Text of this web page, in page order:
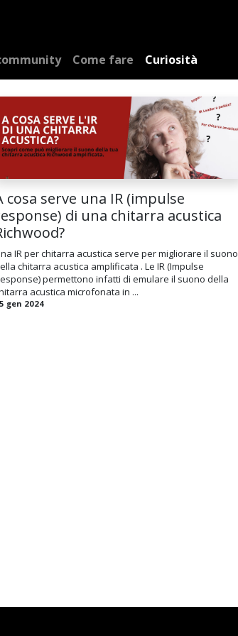
Come fare Curiosità
cosa serve una IR (impulse
di una chitarra acustica
IR per chitarra acustica serve per migliorare il suono
chitarra acustica amplificata . Le IR (Impulse
permettono infatti di emulare il suono della
acustica microfonata in ...
gen 2024